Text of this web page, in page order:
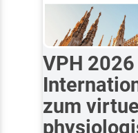
VPH
zum